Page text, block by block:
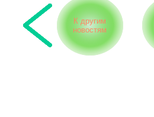
К другим
новостям